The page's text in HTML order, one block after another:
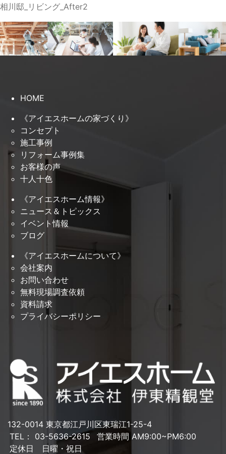
相川邸_リビング_After2
HOME
《アイエスホームの家づくり》
コンセプト
施工事例
リフォーム事例集
お客様の声
十人十色
《アイエスホーム情報》
ニュース＆トピックス
イベント情報
ブログ
《アイエスホームについて》
会社案内
お問い合わせ
無料現場調査依頼
資料請求
プライバシーポリシー
132-0014 東京都江戸川区東瑞江1-25-4
TEL： 03-5636-2615
営業時間 AM9:00~PM6:00
定休日 日曜・祝日